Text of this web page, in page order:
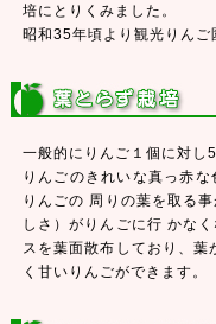
培にとりくみました。
昭和35年頃より観光りんご
一般的にりんご１個に対し
りんごのきれいな真っ赤な
りんごの 周りの葉を取る
しさ）がりんごに行 かな
スを葉面散布しており、
く甘いりんごができます。